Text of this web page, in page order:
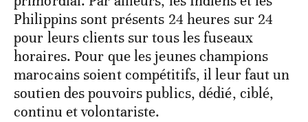
Philippins sont présents 24 heures sur 24
pour leurs clients sur tous les fuseaux
horaires. Pour que les jeunes champions
marocains soient compétitifs, il leur faut un
soutien des pouvoirs publics, dédié, ciblé,
continu et volontariste.